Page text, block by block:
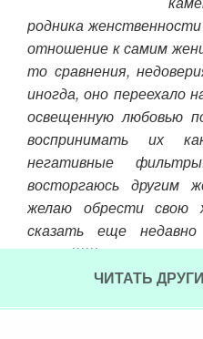
родника
отношение к самим
то сравнения,
иногда, оно переехало
освещенную любовью
воспринимать их
негативные
восторгаюсь другим
желаю обрести свою
сказать еще
такое))))))
Читать далее »
ЧИТАТЬ